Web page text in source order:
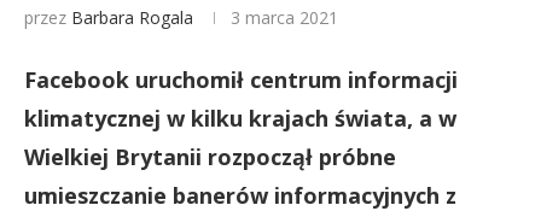
przez Barbara Rogala 3 marca 2021
Facebook uruchomił centrum informacji
klimatycznej w kilku krajach świata, a w
Wielkiej Brytanii rozpoczął próbne
umieszczanie banerów informacyjnych z